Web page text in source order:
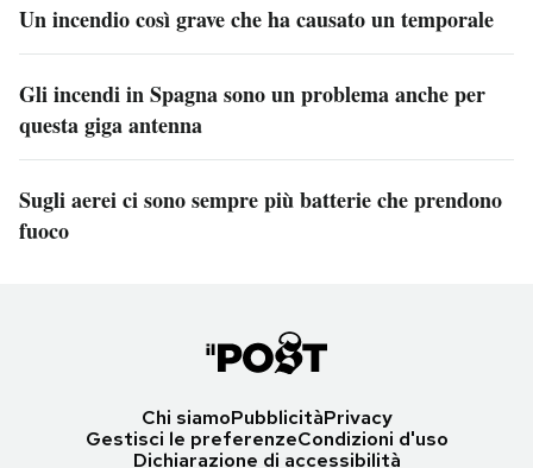
Un incendio così grave che ha causato un temporale
Gli incendi in Spagna sono un problema anche per
questa giga antenna
Sugli aerei ci sono sempre più batterie che prendono
fuoco
Chi siamoPubblicitàPrivacy
Gestisci le preferenzeCondizioni d'uso
Dichiarazione di accessibilità